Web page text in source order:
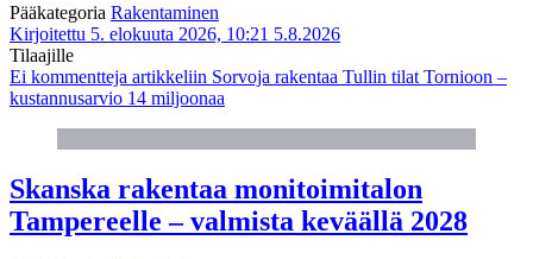
Pääkategoria Rakentaminen
Kirjoitettu 5. elokuuta 2026, 10:21 5.8.2026
Tilaajille
Ei kommentteja artikkeliin Sorvoja rakentaa Tullin tilat Tornioon –
kustannusarvio 14 miljoonaa
Skanska rakentaa monitoimitalon
Tampereelle – valmista keväällä 2028